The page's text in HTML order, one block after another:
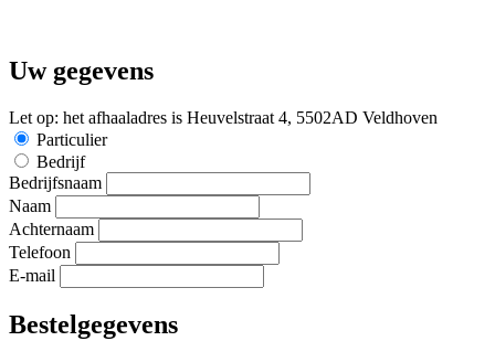
Uw gegevens
Let op: het afhaaladres is Heuvelstraat 4, 5502AD Veldhoven
Particulier
Bedrijf
Bedrijfsnaam
Naam
Achternaam
Telefoon
E-mail
Bestelgegevens